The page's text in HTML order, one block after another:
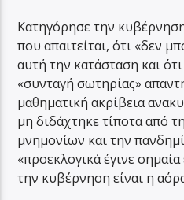
Κατηγόρησε την
που απαιτείται, ότι «δεν
αυτή την κατάσταση και
«συνταγή σωτηρίας»
μαθηματική ακρίβεια
μη διδάχτηκε τίποτα από
μνημονίων και την
«προεκλογικά έγινε
την κυβέρνηση είναι η